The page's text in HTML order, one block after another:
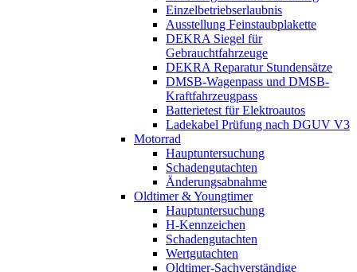
Einzelbetriebserlaubnis
Ausstellung Feinstaubplakette
DEKRA Siegel für
Gebrauchtfahrzeuge
DEKRA Reparatur Stundensätze
DMSB-Wagenpass und DMSB-
Kraftfahrzeugpass
Batterietest für Elektroautos
Ladekabel Prüfung nach DGUV V3
Motorrad
Hauptuntersuchung
Schadengutachten
Änderungsabnahme
Oldtimer & Youngtimer
Hauptuntersuchung
H-Kennzeichen
Schadengutachten
Wertgutachten
Oldtimer-Sachverständige